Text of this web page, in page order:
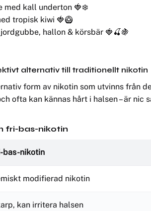
med kall underton 🍓❄️
tropisk kiwi 🍓🥝
jordgubbe, hallon & körsbär 🍓🍒🍇
alternativ till traditionellt nikotin
form av nikotin som utvinns från
ofta kan kännas hårt i halsen – är nic
fri-bas-nikotin
bas-nikotin
modifierad nikotin
kan irritera halsen